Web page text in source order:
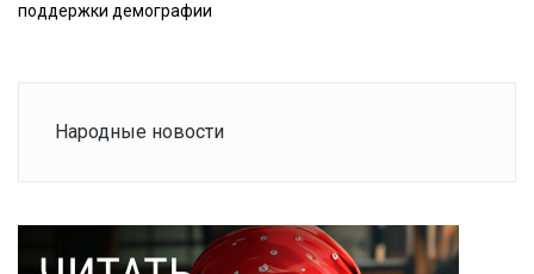
поддержки демографии
Народные новости